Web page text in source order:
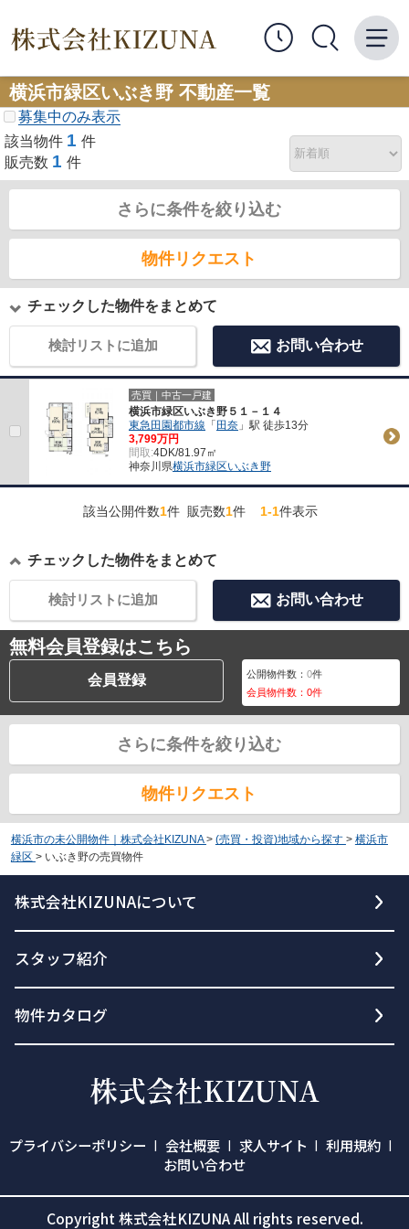
横浜市緑区いぶき野 不動産一覧
募集中のみ表示
該当物件 1 件
販売数 1 件
さらに条件を絞り込む
物件リクエスト
チェックした物件をまとめて
検討リストに追加 お問い合わせ
売買｜中古一戸建
横浜市緑区いぶき野５１－１４
東急田園都市線 「田奈 」駅 徒歩13分
3,799万円
間取:4DK/81.97㎡
神奈川県横浜市緑区いぶき野
該当公開件数1件 販売数1件1-1件表示
チェックした物件をまとめて
お問い合わせ
検討リストに追加
無料会員登録はこちら
会員登録 公開物件数：0件
会員物件数：0件
さらに条件を絞り込む
物件リクエスト
横浜市の未公開物件｜株式会社KIZUNA > (売買・投資)地域から探す > 横浜市
緑区 > いぶき野の売買物件
株式会社KIZUNAについて
スタッフ紹介
物件カタログ
プライバシーポリシー 会社概要 求人サイト
利用規約
お問い合わせ
Copyright 株式会社KIZUNA All rights reserved.